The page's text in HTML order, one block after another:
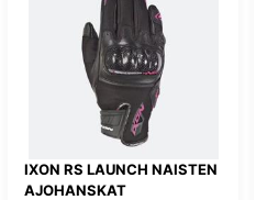
IXON RS LAUNCH NAISTEN
AJOHANSKAT